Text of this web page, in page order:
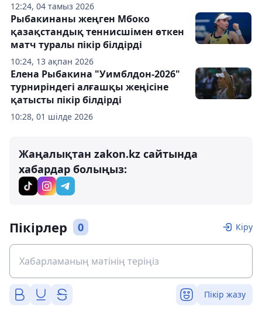
12:24, 04 тамыз 2026
10:24, 13 ақпан 2026
Рыбакинаны жеңген Мбоко
қазақстандық теннисшімен өткен
матч туралы пікір білдірді
10:28, 01 шілде 2026
Елена Рыбакина "Уимблдон-2026"
турниріндегі алғашқы жеңісіне
қатысты пікір білдірді
Жаңалықтан zakon.kz сайтында
хабардар болыңыз:
Пікірлер 0 Кіру
Пікір жазу